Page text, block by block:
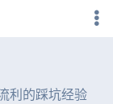
利的踩坑经验